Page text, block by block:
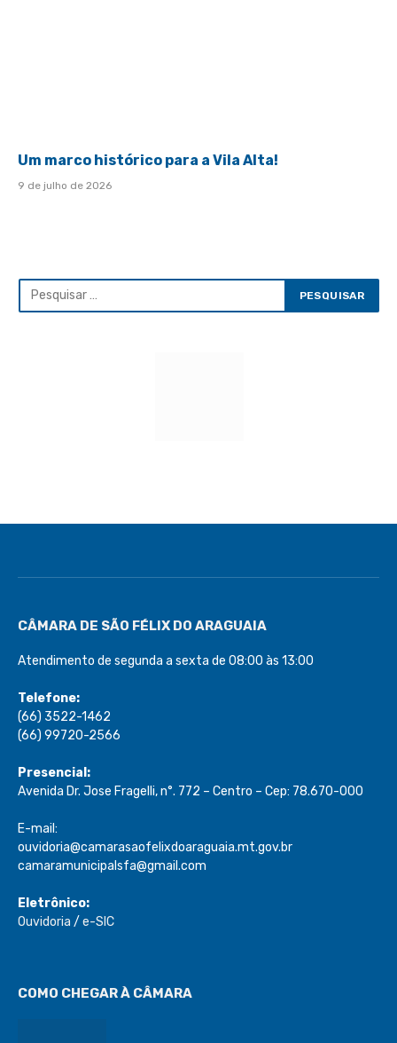
Um marco histórico para a Vila Alta!
9 de julho de 2026
CÂMARA DE SÃO FÉLIX DO ARAGUAIA
Atendimento de segunda a sexta de 08:00 às 13:00
Telefone:
(66) 3522-1462
(66) 99720-2566
Presencial:
Avenida Dr. Jose Fragelli, n°. 772 – Centro – Cep: 78.670-000
E-mail:
ouvidoria@camarasaofelixdoaraguaia.mt.gov.br
camaramunicipalsfa@gmail.com
Eletrônico:
Ouvidoria / e-SIC
COMO CHEGAR À CÂMARA